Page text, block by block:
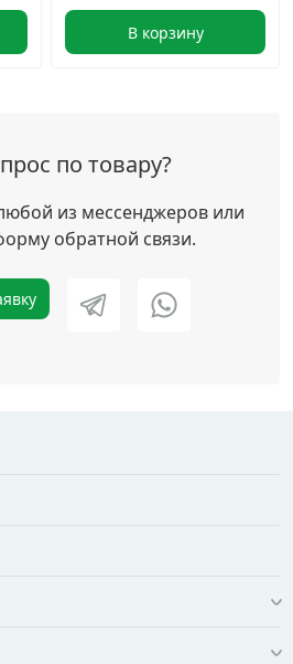
В корзину
по товару?
из мессенджеров или
обратной связи.